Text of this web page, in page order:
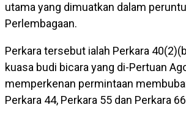
utama yang dimuatkan dalam
Perlembagaan.
Perkara tersebut ialah Perkara
kuasa budi bicara yang di-Pertuan
memperkenan permintaan
Perkara 44, Perkara 55 dan Perkara